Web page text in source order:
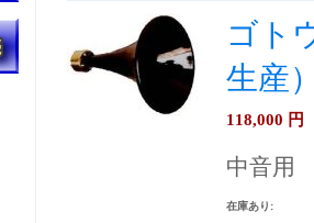
ゴト
生産
118,000 円
中音用
在庫あり: